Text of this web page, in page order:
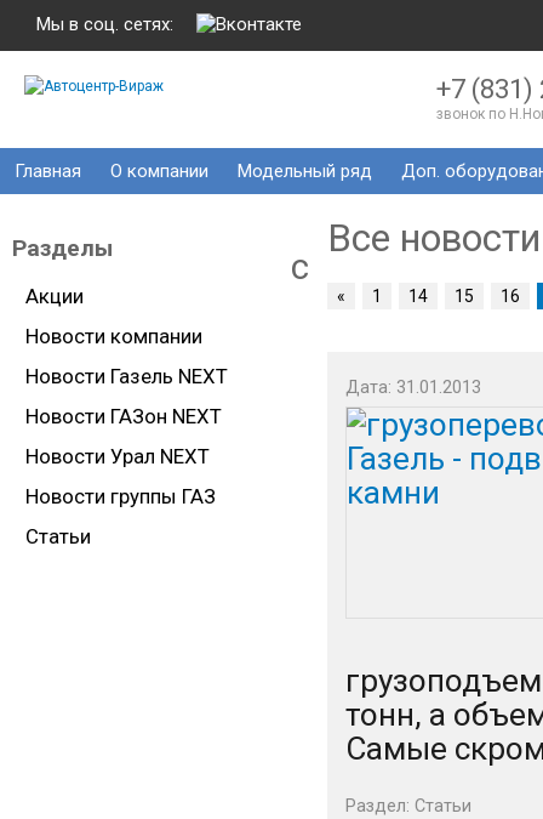
Мы в соц. сетях:
+7 (831)
звонок по
Главная О компании Модельный ряд Доп.
Все новости
« 1 14 15 16
Дата: 31.01.2013
тонн, а
Самые
Раздел: Статьи
Разделы
Акции
Новости компании
Новости Газель NEXT
Новости ГАЗон NEXT
Новости Урал NEXT
Новости группы ГАЗ
Статьи
c